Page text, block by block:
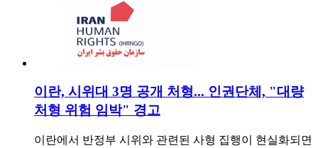
이란, 시위대 3명 공개 처형... 인권단체, "대량
처형 위험 임박" 경고
이란에서 반정부 시위와 관련된 사형 집행이 현실화되면